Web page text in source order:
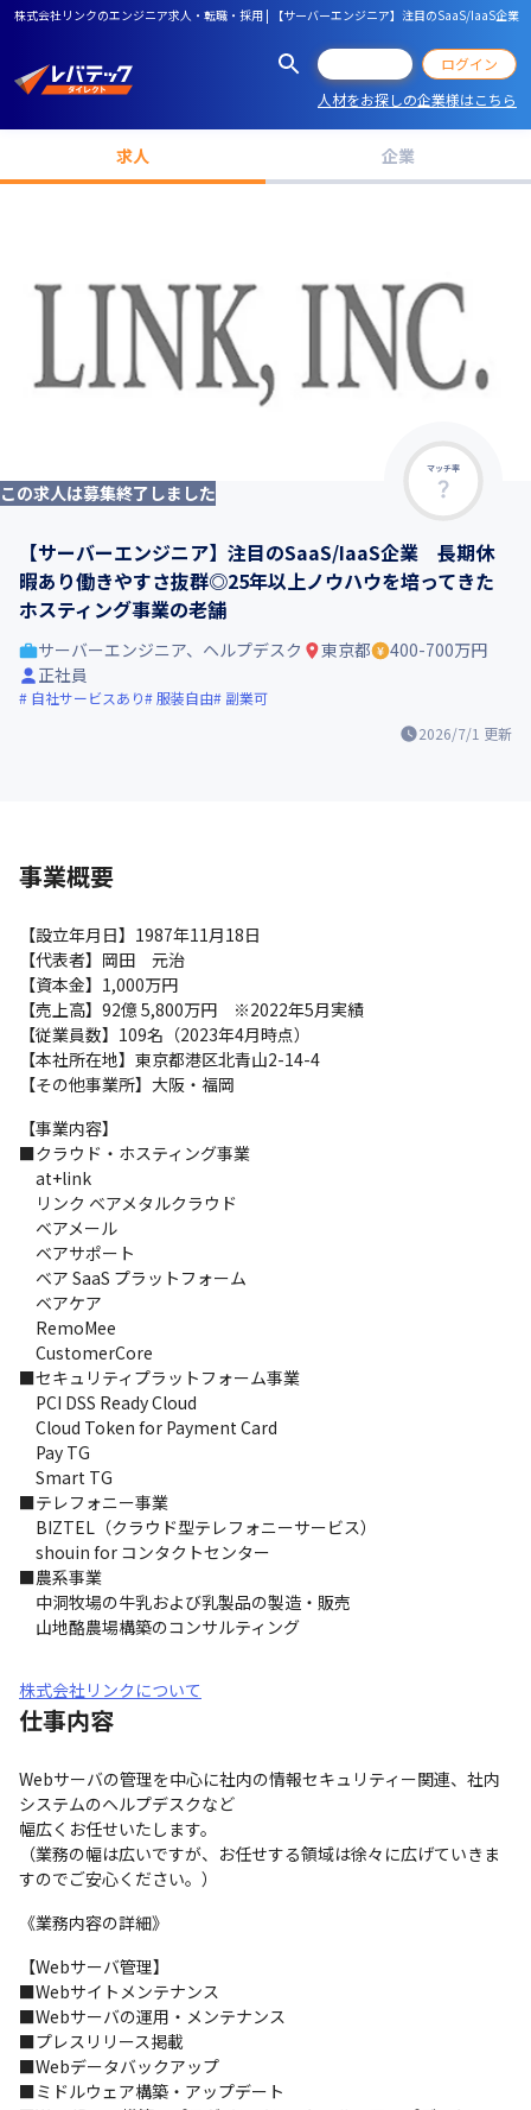
株式会社リンクのエンジニア求人・転職・採用 | 【サーバーエンジニア】注目のSaaS/IaaS企
ログイン
人材をお探しの企業様はこちら
求人 企業
マッチ率
この求人は募集終了しました
【サーバーエンジニア】注目のSaaS/IaaS企業 長期休
暇あり働きやすさ抜群◎25年以上ノウハウを培ってきた
ホスティング事業の老舗
2026/7/1 更新
サーバーエンジニア、ヘルプデスク 東京都
400-700万円
正社員
自社サービスあり 服装自由 副業可
事業概要
【設立年月日】1987年11月18日
【代表者】岡田　元治
【資本金】1,000万円
【売上高】92億 5,800万円　※2022年5月実績
【従業員数】109名（2023年4月時点）
【本社所在地】東京都港区北青山2-14-4
【その他事業所】大阪・福岡
【事業内容】
■クラウド・ホスティング事業
at+link
リンク ベアメタルクラウド
ベアメール
ベアサポート
ベア SaaS プラットフォーム
ベアケア
RemoMee
CustomerCore
■セキュリティプラットフォーム事業
PCI DSS Ready Cloud
Cloud Token for Payment Card
Pay TG
Smart TG
■テレフォニー事業
BIZTEL（クラウド型テレフォニーサービス）
shouin for コンタクトセンター
■農系事業
中洞牧場の牛乳および乳製品の製造・販売
山地酪農場構築のコンサルティング
株式会社リンクについて
仕事内容
Webサーバの管理を中心に社内の情報セキュリティー関連、社内
システムのヘルプデスクなど
幅広くお任せいたします。
（業務の幅は広いですが、お任せする領域は徐々に広げていきま
すのでご安心ください。）
《業務内容の詳細》
【Webサーバ管理】
■Webサイトメンテナンス
■Webサーバの運用・メンテナンス
■プレスリリース掲載
■Webデータバックアップ
■ミドルウェア構築・アップデート